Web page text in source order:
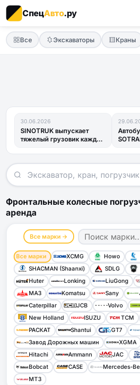
СпецАвто.ру
Все Экскаваторы Краны
30.06.2026
SINOTRUK выпускает
тяжелый грузовик каждые
и
Фронтальные колесные
аренда
Все марки →
Все марки XCMG Howo
SHACMAN (Shaanxi)
SDLG
Huter
Lonking LiuGong
МАЗ
Komatsu Sany
Caterpillar
JCB Volvo
New Holland
ISUZU TCM
РАСКАТ
Shantui GT7
Завод Дорожных машин
XGMA
Hitachi
Ammann JAC
Bobcat
CASE Mercedes-
МТЗ